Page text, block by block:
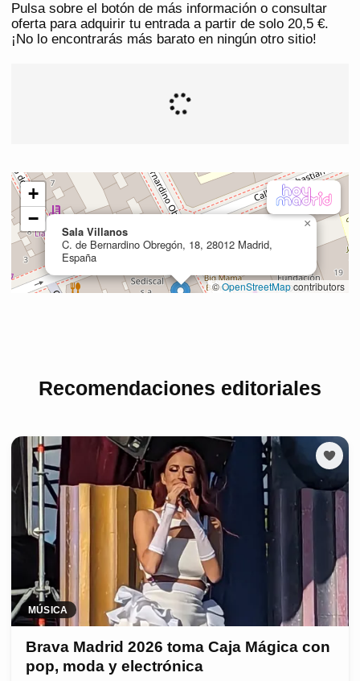
Pulsa sobre el botón de más información o consultar
oferta para adquirir tu entrada a partir de solo 20,5 €.
¡No lo encontrarás más barato en ningún otro sitio!
Recomendaciones editoriales
MÚSICA
Brava Madrid 2026 toma Caja Mágica con
pop, moda y electrónica